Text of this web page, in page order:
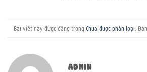
Bài viết này được đăng trong Chưa được phân loại .
ADMIN